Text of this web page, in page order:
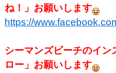
ね！」お願いします
https://
シーマンズビーチのイン
ロー」お願いします